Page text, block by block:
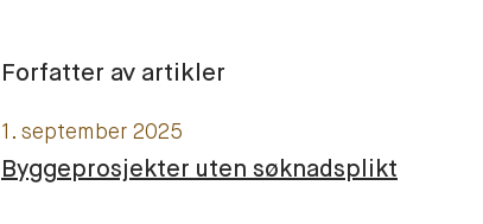
Forfatter av artikler
1. september 2025
Byggeprosjekter uten søknadsplikt